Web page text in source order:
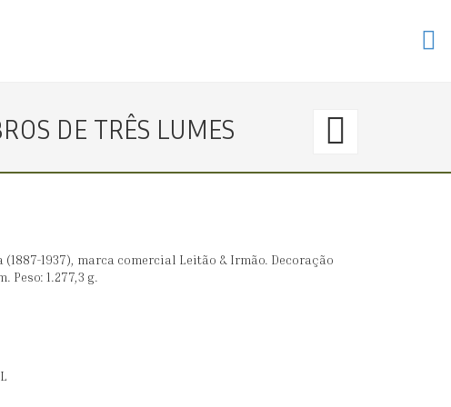
DE TRÊS LUMES
〈€
1937), marca comercial Leitão & Irmão. Decoração
Peso: 1.277,3 g.